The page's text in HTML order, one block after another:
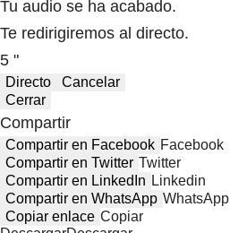
Tu audio se ha acabado.
Te redirigiremos al directo.
5 "
Directo
Cancelar
Cerrar
Compartir
Compartir en Facebook Facebook
Compartir en Twitter Twitter
Compartir en LinkedIn Linkedin
Compartir en WhatsApp WhatsApp
Copiar enlace Copiar